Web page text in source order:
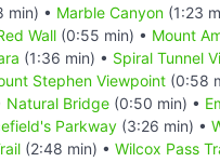
min) • Marble Canyon (1:23
Wall (0:55 min) • Mount
(1:36 min) • Spiral Tunnel
Stephen Viewpoint (0:58
Natural Bridge (0:50 min) •
Parkway (3:26 min) •
(2:48 min) • Wilcox Pass